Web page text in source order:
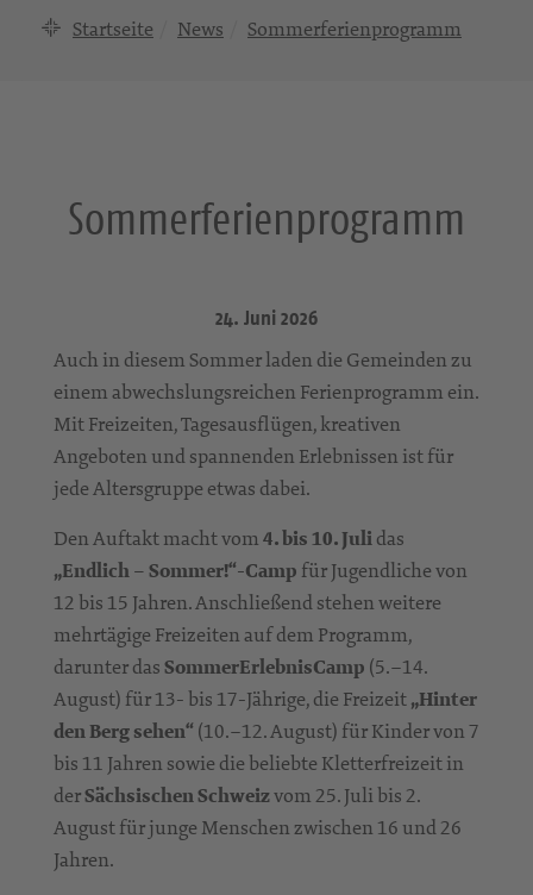
Startseite News Sommerferienprogramm
Sommerferienprogramm
24. Juni 2026
Auch in diesem Sommer laden die Gemeinden zu
einem abwechslungsreichen Ferienprogramm ein.
Mit Freizeiten, Tagesausflügen, kreativen
Angeboten und spannenden Erlebnissen ist für
jede Altersgruppe etwas dabei.
Den Auftakt macht vom4. bis 10. Julidas
„Endlich – Sommer!“-Camp für Jugendliche von
12 bis 15 Jahren. Anschließend stehen weitere
mehrtägige Freizeiten auf dem Programm,
darunter dasSommerErlebnisCamp (5.–14.
August) für 13- bis 17-Jährige, die Freizeit„Hinter
den Berg sehen“ (10.–12. August) für Kinder von 7
bis 11 Jahren sowie die beliebte Kletterfreizeit in
derSächsischen Schweizvom 25. Juli bis 2.
August für junge Menschen zwischen 16 und 26
Jahren.